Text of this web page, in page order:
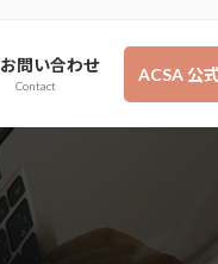
お問い合わせ
Contact
ACSA 公